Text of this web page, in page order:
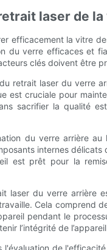
laser de
efficacement la vitre
verre efficaces et
clés doivent être
retrait laser du verre
est cruciale pour
sacrifier la qualité
du verre arrière
internes
est prêt pour la
laser du verre arrière
Cela comprend
pendant le
l’intégrité de